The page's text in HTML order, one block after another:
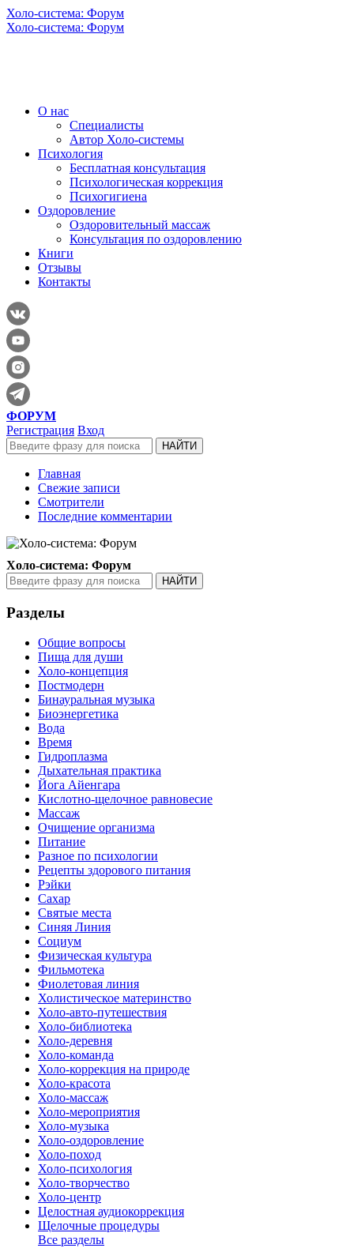
Холо-система: Форум
Холо-система: Форум
О нас
Специалисты
Автор Холо-системы
Психология
Бесплатная консультация
Психологическая коррекция
Психогигиена
Оздоровление
Оздоровительный массаж
Консультация по оздоровлению
Книги
Отзывы
Контакты
ФОРУМ
Регистрация Вход
Главная
Свежие записи
Смотрители
Последние комментарии
Холо-система: Форум
Разделы
Общие вопросы
Пища для души
Холо-концепция
Постмодерн
Бинауральная музыка
Биоэнергетика
Вода
Время
Гидроплазма
Дыхательная практика
Йога Айенгара
Кислотно-щелочное равновесие
Массаж
Очищение организма
Питание
Разное по психологии
Рецепты здорового питания
Рэйки
Сахар
Святые места
Синяя Линия
Социум
Физическая культура
Фильмотека
Фиолетовая линия
Холистическое материнство
Холо-авто-путешествия
Холо-библиотека
Холо-деревня
Холо-команда
Холо-коррекция на природе
Холо-красота
Холо-массаж
Холо-мероприятия
Холо-музыка
Холо-оздоровление
Холо-поход
Холо-психология
Холо-творчество
Холо-центр
Целостная аудиокоррекция
Щелочные процедуры
Все разделы